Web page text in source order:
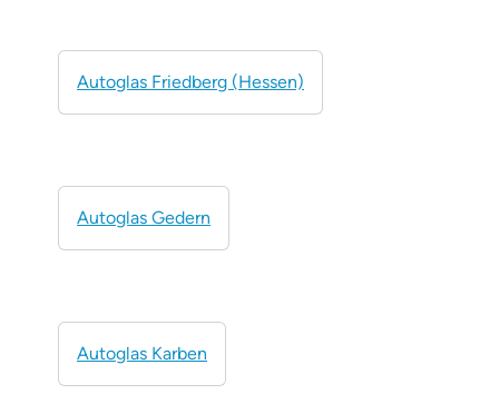
Autoglas Friedberg (Hessen)
Autoglas Gedern
Autoglas Karben